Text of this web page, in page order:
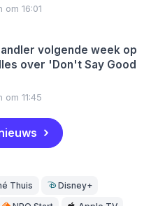
om 16:01
volgende week op
over 'Don't Say Good
om 11:45
Thuis Disney+